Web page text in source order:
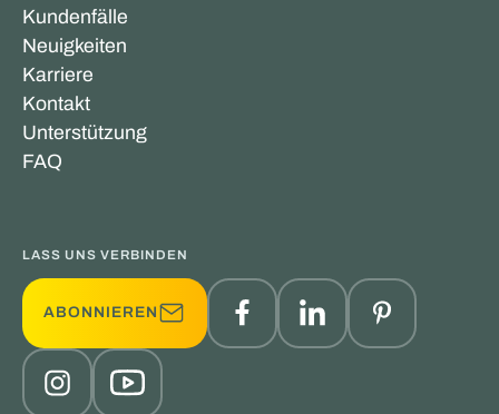
Kundenfälle
Neuigkeiten
Karriere
Kontakt
Unterstützung
FAQ
LASS UNS VERBINDEN
ABONNIEREN